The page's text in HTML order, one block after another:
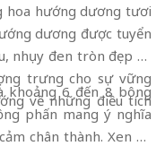
hoa hướng dương tươi
dương được tuyển
nhụy đen tròn đẹp và
trưng cho sự vững
về những điều tích
khoảng 6 đến 8 bông
phấn mang ý nghĩa
chân thành. Xen kẽ